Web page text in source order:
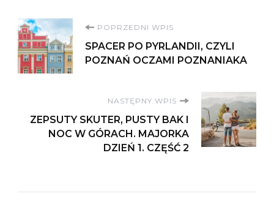
Nawigacja
wpisu
POPRZEDNI WPIS
SPACER PO PYRLANDII, CZYLI
POZNAŃ OCZAMI POZNANIAKA
NASTĘPNY WPIS
ZEPSUTY SKUTER, PUSTY BAK I
NOC W GÓRACH. MAJORKA
DZIEŃ 1. CZĘŚĆ 2